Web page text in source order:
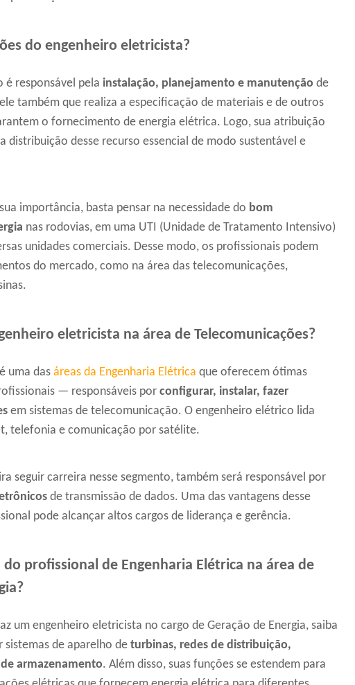
do engenheiro eletricista?
é responsável pela instalação, planejamento e manutenção de
também que realiza a especificação de materiais e de outros
o fornecimento de energia elétrica. Logo, sua atribuição
distribuição desse recurso essencial de modo sustentável e
importância, basta pensar na necessidade do bom
nas rodovias, em uma UTI (Unidade de Tratamento Intensivo)
unidades comerciais. Desse modo, os profissionais podem
do mercado, como na área das telecomunicações,
eletricista na área de Telecomunicações?
uma das áreas da Engenharia Elétrica que oferecem ótimas
— responsáveis por configurar, instalar, fazer
em sistemas de telecomunicação. O engenheiro elétrico lida
telefonia e comunicação por satélite.
seguir carreira nesse segmento, também será responsável por
de transmissão de dados. Uma das vantagens desse
pode alcançar altos cargos de liderança e gerência.
do profissional de Engenharia Elétrica na área de
um engenheiro eletricista no cargo de Geração de Energia, saiba
sistemas de aparelho de turbinas, redes de distribuição,
armazenamento. Além disso, suas funções se estendem para